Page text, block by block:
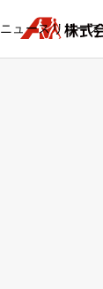
ニュースリリース